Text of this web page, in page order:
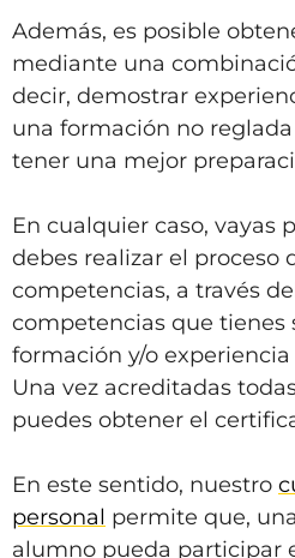
Además, es posible
mediante una
decir, demostrar
una formación no
tener una mejor
En cualquier caso, vayas
debes realizar el proceso
competencias, a través
competencias que tienes
formación y/o
Una vez acreditadas
puedes obtener el
En este sentido, nuestro
personal permite que,
alumno pueda participar